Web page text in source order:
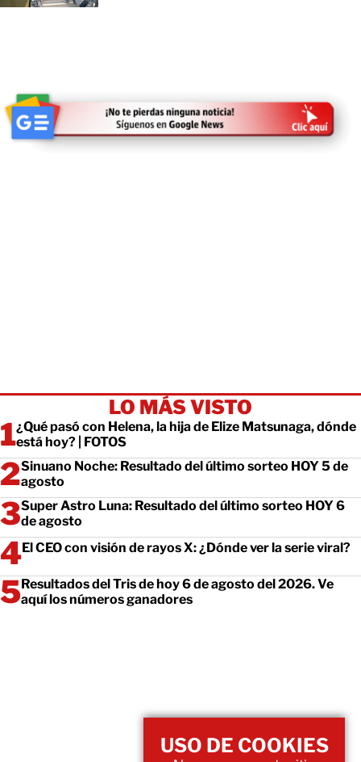
LO MÁS VISTO
¿Qué pasó con Helena, la hija de Elize Matsunaga, dónde
está hoy? | FOTOS
Sinuano Noche: Resultado del último sorteo HOY 5 de
agosto
Super Astro Luna: Resultado del último sorteo HOY 6
de agosto
El CEO con visión de rayos X: ¿Dónde ver la serie viral?
Resultados del Tris de hoy 6 de agosto del 2026. Ve
aquí los números ganadores
USO DE COOKIES